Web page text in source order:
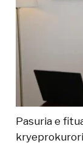
Pasuria e